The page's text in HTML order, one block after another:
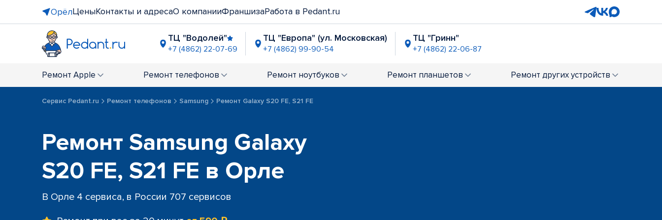
ОрёлЦеныКонтакты и адресаО компанииФраншизаРабота в Pedant.ru
ТЦ "Водолей"
+7 (4862) 22-07-69
ТЦ "Европа" (ул. Московская)
+7 (4862) 99-90-54
ТЦ "Гринн"
+7 (4862) 22-06-87
+7 (4862) 22-21-59
Ремонт Apple Ремонт телефонов Ремонт ноутбуков Ремонт планшетов Ремонт других устройств
Сервис Pedant.ru Ремонт телефонов Samsung Ремонт Galaxy S20 FE, S21 FE
Ремонт Samsung Galaxy
S20 FE, S21 FE в Орле
В Орле 4 сервиса, в России 707 сервисов